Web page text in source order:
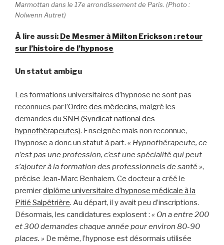
Marmottan dans le 17e arrondissement de Paris. (Photo :
Nolwenn Autret)
À lire aussi: De Mesmer à Milton Erickson : retour
sur l’histoire de l’hypnose
Un statut ambigu
Les formations universitaires d’hypnose ne sont pas
reconnues parl’Ordre des médecins, malgré les
demandes du SNH (Syndicat national des
hypnothérapeutes). Enseignée mais non reconnue,
l’hypnose a donc un statut à part. « Hypnothérapeute, ce
n’est pas une profession, c’est une spécialité qui peut
s’ajouter à la formation des professionnels de santé »,
précise Jean-Marc Benhaiem. Ce docteur a créé le
premierdiplôme universitaire d’hypnose médicale à la
Pitié Salpêtrière. Au départ, il y avait peu d’inscriptions.
Désormais, les candidatures explosent : « On a entre 200
et 300 demandes chaque année pour environ 80-90
places. » De même, l’hypnose est désormais utilisée